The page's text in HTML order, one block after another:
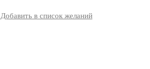
Добавить в список желаний